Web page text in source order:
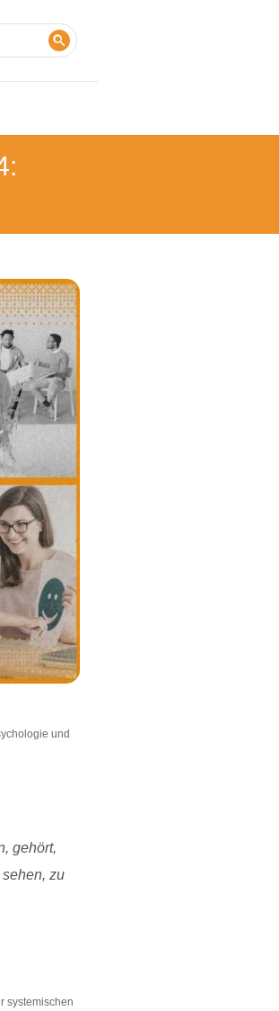
und
gehört,
zu
systemischen